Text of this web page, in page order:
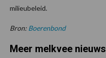
milieubeleid.
Bron: Boerenbond
Meer melkvee nieuws